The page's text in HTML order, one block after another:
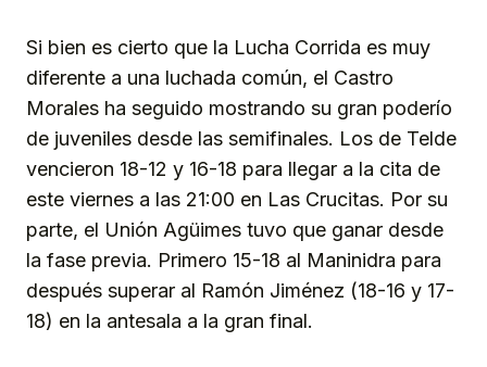
Si bien es cierto que la Lucha Corrida es muy
diferente a una luchada común, el Castro
Morales ha seguido mostrando su gran poderío
de juveniles desde las semifinales. Los de Telde
vencieron 18-12 y 16-18 para llegar a la cita de
este viernes a las 21:00 en Las Crucitas. Por su
parte, el Unión Agüimes tuvo que ganar desde
la fase previa. Primero 15-18 al Maninidra para
después superar al Ramón Jiménez (18-16 y 17-
18) en la antesala a la gran final.